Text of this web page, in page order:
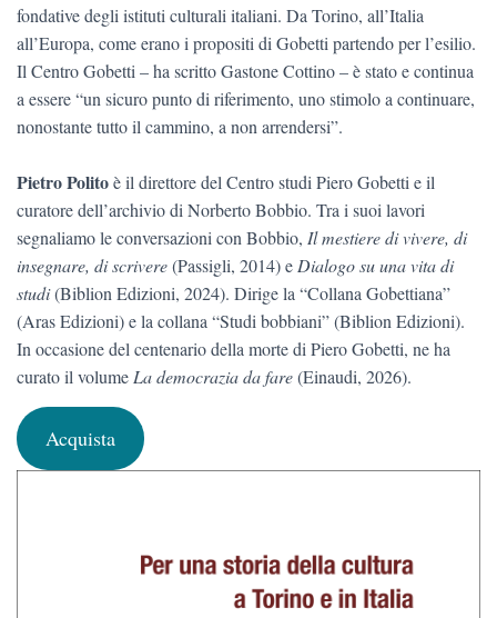
fondative degli istituti culturali italiani. Da Torino, all’Italia
all’Europa, come erano i propositi di Gobetti partendo per l’esilio.
Il Centro Gobetti – ha scritto Gastone Cottino – è stato e continua
a essere “un sicuro punto di riferimento, uno stimolo a continuare,
nonostante tutto il cammino, a non arrendersi”.
Pietro Politoè il direttore del Centro studi Piero Gobetti e il
curatore dell’archivio di Norberto Bobbio. Tra i suoi lavori
segnaliamo le conversazioni con Bobbio, Il mestiere di vivere, di
insegnare, di scrivere(Passigli, 2014) e Dialogo su una vita di
studi(Biblion Edizioni, 2024). Dirige la “Collana Gobettiana”
(Aras Edizioni) e la collana “Studi bobbiani” (Biblion Edizioni).
In occasione del centenario della morte di Piero Gobetti, ne ha
curato il volume La democrazia da fare(Einaudi, 2026).
Acquista